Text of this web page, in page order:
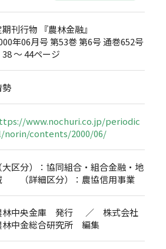
期刊行物 『農林金融』
年06月号 第53巻 第6号 通巻652号
38 ～ 44ページ
勢
www.nochuri.co.jp/periodic
norin/contents/2000/06/
（大区分）：協同組合・組合金融・地
（詳細区分）：農協信用事業
林中央金庫 発行 ／ 株式会社
林中金総合研究所 編集